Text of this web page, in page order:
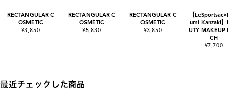
RECTANGULAR C
OSMETIC
¥3,850
RECTANGULAR C
OSMETIC
¥5,830
RECTANGULAR C
OSMETIC
¥3,850
【
umi Kanzaki】
UTY MAKEUP
CH
¥7,700
最近チェックした商品